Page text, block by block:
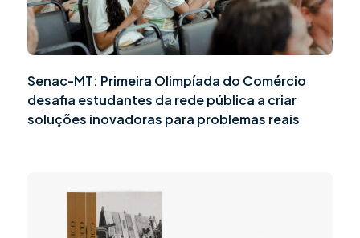
Senac-MT: Primeira Olimpíada do Comércio
desafia estudantes da rede pública a criar
soluções inovadoras para problemas reais